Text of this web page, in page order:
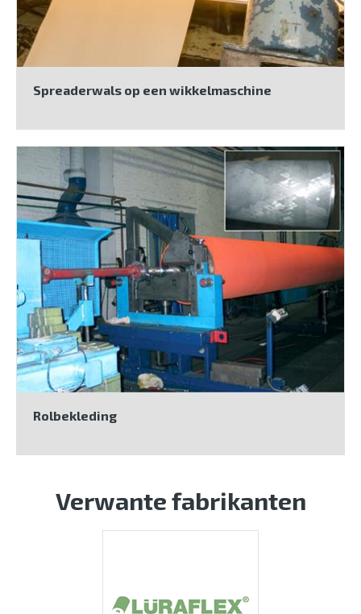
Spreaderwals op een wikkelmaschine
Rolbekleding
Verwante fabrikanten